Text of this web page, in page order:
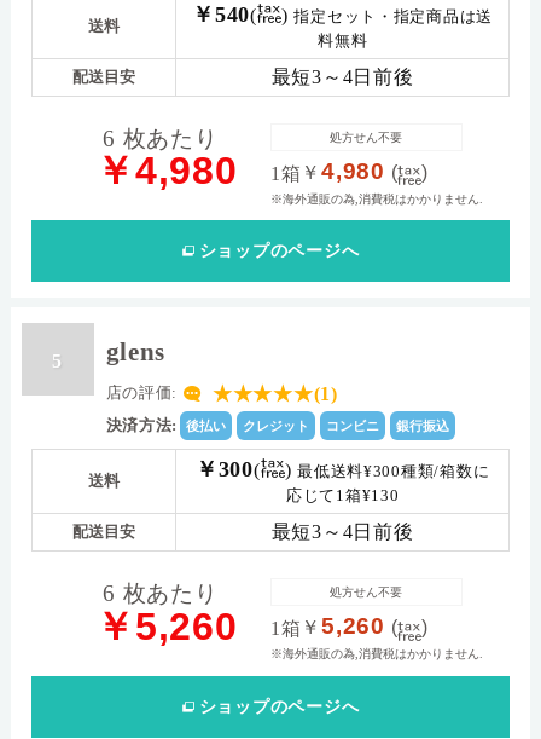
送料 ￥540( )指定セット・指定商品は送
料無料
配送目安 最短3～4日前後
6 枚あたり
￥4,980 1箱 ￥4,980 ( )
※海外通販の為,消費税はかかりません.
処方せん不要
ショップのページへ
5 glens
店の評価: ★★★★★(1)
決済方法: 後払い クレジット コンビニ 銀行振込
送料 ￥300( )最低送料¥300種類/箱数に
応じて1箱¥130
配送目安 最短3～4日前後
6 枚あたり
￥5,260 1箱 ￥5,260 ( )
※海外通販の為,消費税はかかりません.
処方せん不要
ショップのページへ